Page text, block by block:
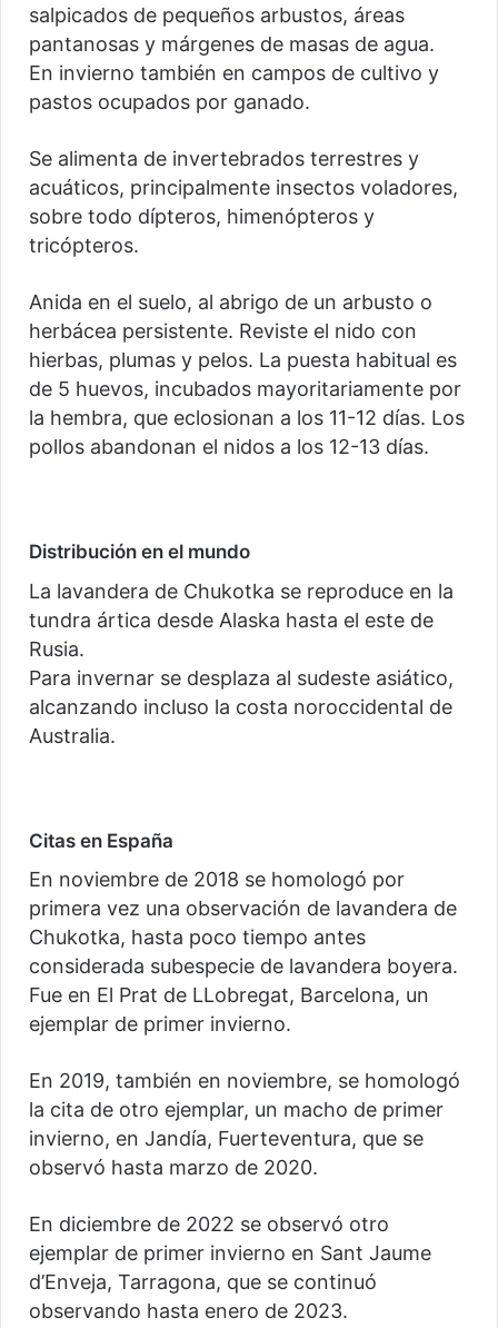
salpicados de pequeños arbustos, áreas
pantanosas y márgenes de masas de agua.
En invierno también en campos de cultivo y
pastos ocupados por ganado.
Se alimenta de invertebrados terrestres y
acuáticos, principalmente insectos voladores,
sobre todo dípteros, himenópteros y
tricópteros.
Anida en el suelo, al abrigo de un arbusto o
herbácea persistente. Reviste el nido con
hierbas, plumas y pelos. La puesta habitual es
de 5 huevos, incubados mayoritariamente por
la hembra, que eclosionan a los 11-12 días. Los
pollos abandonan el nidos a los 12-13 días.
Distribución en el mundo
La lavandera de Chukotka se reproduce en la
tundra ártica desde Alaska hasta el este de
Rusia.
Para invernar se desplaza al sudeste asiático,
alcanzando incluso la costa noroccidental de
Australia.
Citas en España
En noviembre de 2018 se homologó por
primera vez una observación de lavandera de
Chukotka, hasta poco tiempo antes
considerada subespecie de lavandera boyera.
Fue en El Prat de LLobregat, Barcelona, un
ejemplar de primer invierno.
En 2019, también en noviembre, se homologó
la cita de otro ejemplar, un macho de primer
invierno, en Jandía, Fuerteventura, que se
observó hasta marzo de 2020.
En diciembre de 2022 se observó otro
ejemplar de primer invierno en Sant Jaume
d’Enveja, Tarragona, que se continuó
observando hasta enero de 2023.